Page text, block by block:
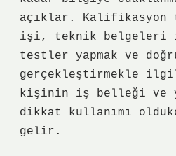
açıklar. Kalifikasyon
işi, teknik belgeleri
testler yapmak ve
gerçekleştirmekle
kişinin iş belleği ve
dikkat kullanımı
gelir.